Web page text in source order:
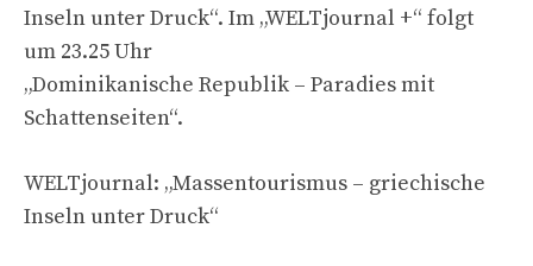
Inseln unter Druck“. Im „WELTjournal +“ folgt
um 23.25 Uhr
„Dominikanische Republik – Paradies mit
Schattenseiten“.
WELTjournal: „Massentourismus – griechische
Inseln unter Druck“